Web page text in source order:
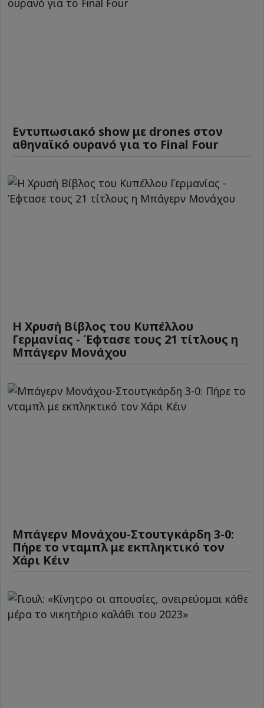
Εντυπωσιακό show με drones στον
αθηναϊκό ουρανό για το Final Four
Η Χρυσή Βίβλος του Κυπέλλου
Γερμανίας - Έφτασε τους 21 τίτλους η
Μπάγερν Μονάχου
Μπάγερν Μονάχου-Στουτγκάρδη 3-0:
Πήρε το νταμπλ με εκπληκτικό τον
Χάρι Κέιν